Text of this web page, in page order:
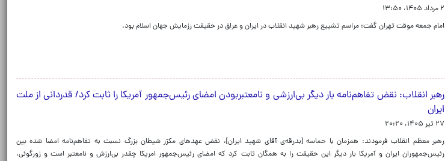
۲ مرداد ۱۴۰۵، ۱۳:۵۰
امام جمعه موقت تهران گفت: مراسم تشییع رهبر شهید انقلاب در ایران و عراق در حقیقت رزمایش جهان اسلام بود.
رهبر انقلاب: نقض تفاهم‌نامه بار دیگر بی‌ارزشی و نامعتبربودن امضای رئیس‌جمهور آمریکا را ثابت کرد/ قدردانی از ملت
ایران
۲۷ تیر ۱۴۰۵، ۲۰:۲۰
رهبر معظم انقلاب فرمودند: همزمان با حماسه [بدرقه‌ی آقای شهید ایران]، نقض عهدهای مکرّر شیطان بزرگ نسبت به تفاهم‌نامه امضا شده بین
رئیس‌جمهوران ایران و آمریکا بار دیگر این حقیقت را به همگان ثابت کرد که امضای رئیس‌جمهور امریکا چقدر بی‌ارزش و نامعتبر است و زورگوئی،